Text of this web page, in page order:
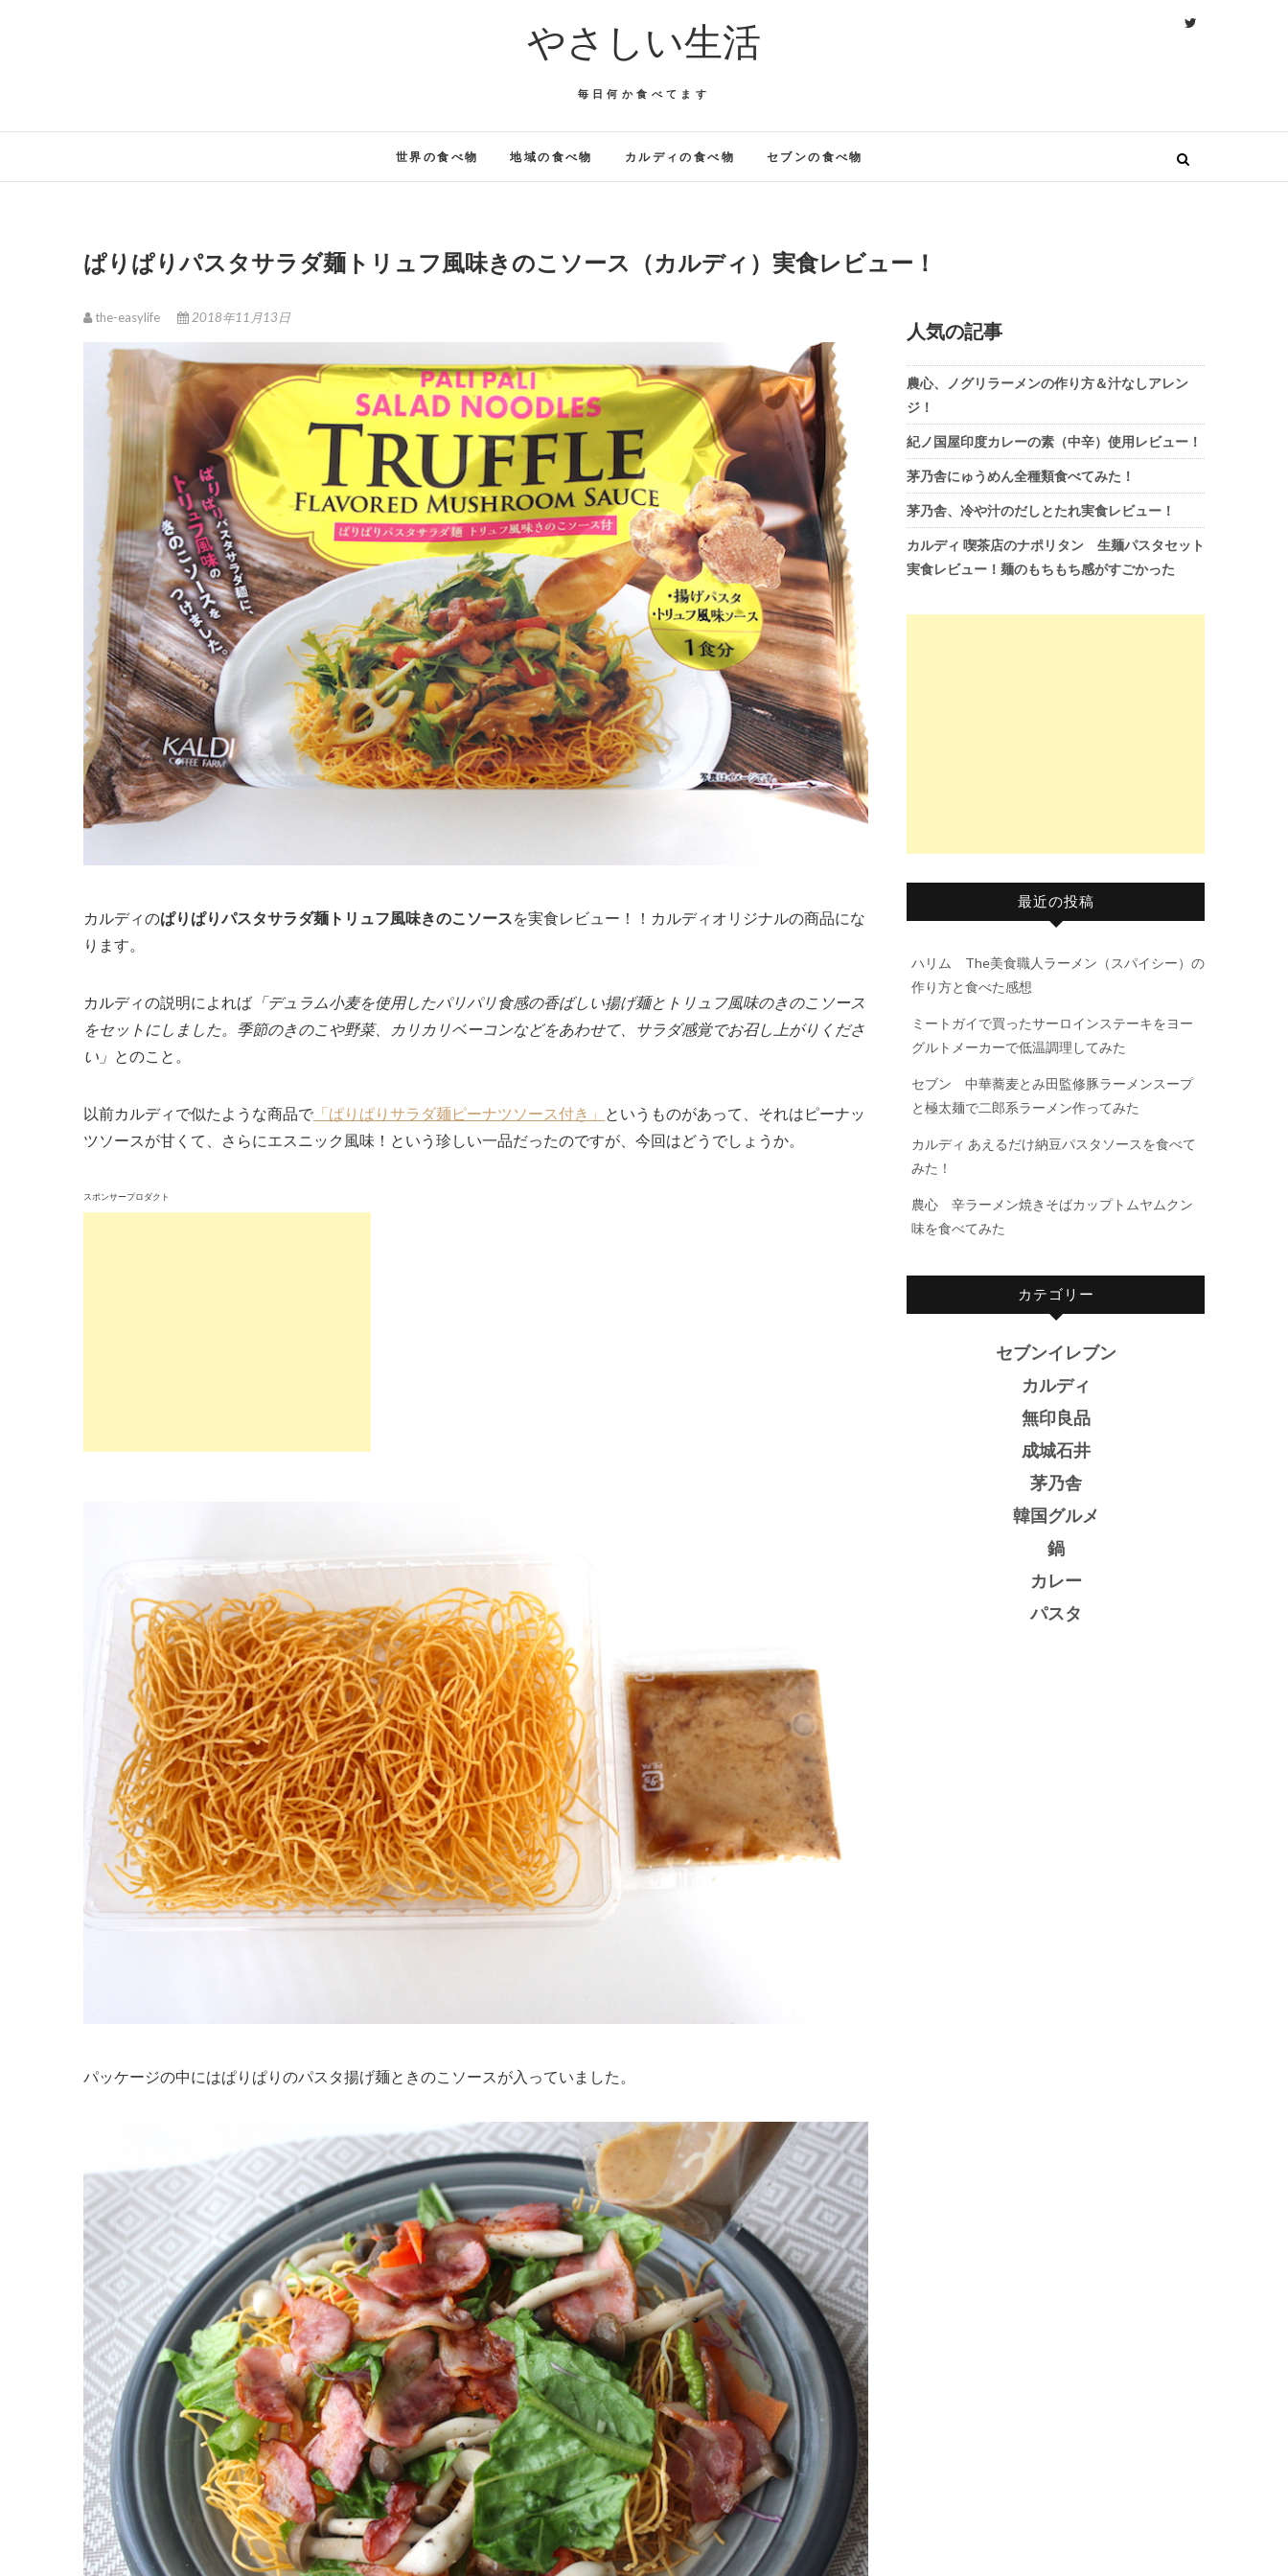
やさしい生活
毎日何か食べてます
世界の食べ物 地域の食べ物 カルディの食べ物 セブンの食べ物
ぱりぱりパスタサラダ麺トリュフ風味きのこソース（カルディ）実食レビュー！
the-easylife 2018年11月13日
カルディのぱりぱりパスタサラダ麺トリュフ風味きのこソースを実食レビュー！！カルディオリジナルの商品にな
ります。
カルディの説明によれば 「デュラム小麦を使用したパリパリ食感の香ばしい揚げ麺とトリュフ風味のきのこソース
をセットにしました。季節のきのこや野菜、カリカリベーコンなどをあわせて、サラダ感覚でお召し上がりくださ
い」 とのこと。
以前カルディで似たような商品で 「ぱりぱりサラダ麺ピーナツソース付き」
というものがあって、それはピーナッ
ツソースが甘くて、さらにエスニック風味！という珍しい一品だったのですが、今回はどうでしょうか。
スポンサープロダクト
パッケージの中にはぱりぱりのパスタ揚げ麺ときのこソースが入っていました。
人気の記事
農心、ノグリラーメンの作り方＆汁なしアレン
ジ！
紀ノ国屋印度カレーの素（中辛）使用レビュー！
茅乃舎にゅうめん全種類食べてみた！
茅乃舎、冷や汁のだしとたれ実食レビュー！
カルディ 喫茶店のナポリタン 生麺パスタセット
実食レビュー！麺のもちもち感がすごかった
最近の投稿
ハリム The美食職人ラーメン（スパイシー）の
作り方と食べた感想
ミートガイで買ったサーロインステーキをヨー
グルトメーカーで低温調理してみた
セブン 中華蕎麦とみ田監修豚ラーメンスープ
と極太麺で二郎系ラーメン作ってみた
カルディ あえるだけ納豆パスタソースを食べて
みた！
農心 辛ラーメン焼きそばカップトムヤムクン
味を食べてみた
カテゴリー
セブンイレブン
カルディ
無印良品
成城石井
茅乃舎
韓国グルメ
鍋
カレー
パスタ